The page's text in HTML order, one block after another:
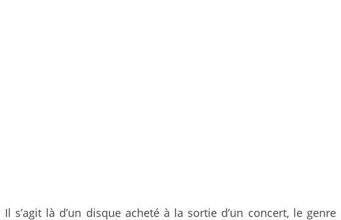
Il s’agit là d’un disque acheté à la sortie d’un concert, le